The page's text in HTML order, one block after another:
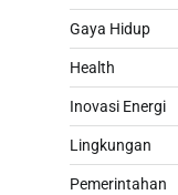
Gaya Hidup
Health
Inovasi Energi
Lingkungan
Pemerintahan